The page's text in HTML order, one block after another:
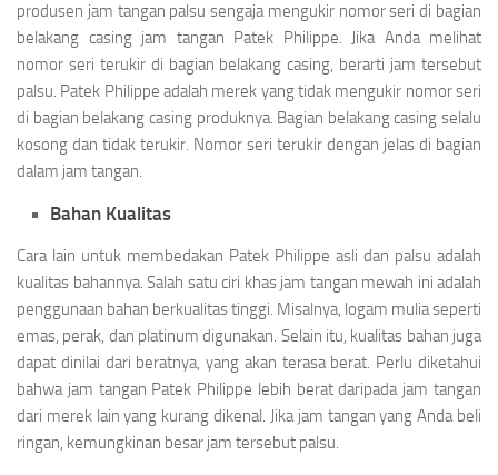
produsen jam tangan palsu sengaja mengukir nomor seri di bagian
belakang casing jam tangan Patek Philippe. Jika Anda melihat
nomor seri terukir di bagian belakang casing, berarti jam tersebut
palsu. Patek Philippe adalah merek yang tidak mengukir nomor seri
di bagian belakang casing produknya. Bagian belakang casing selalu
kosong dan tidak terukir. Nomor seri terukir dengan jelas di bagian
dalam jam tangan.
Bahan Kualitas
Cara lain untuk membedakan Patek Philippe asli dan palsu adalah
kualitas bahannya. Salah satu ciri khas jam tangan mewah ini adalah
penggunaan bahan berkualitas tinggi. Misalnya, logam mulia seperti
emas, perak, dan platinum digunakan. Selain itu, kualitas bahan juga
dapat dinilai dari beratnya, yang akan terasa berat. Perlu diketahui
bahwa jam tangan Patek Philippe lebih berat daripada jam tangan
dari merek lain yang kurang dikenal. Jika jam tangan yang Anda beli
ringan, kemungkinan besar jam tersebut palsu.